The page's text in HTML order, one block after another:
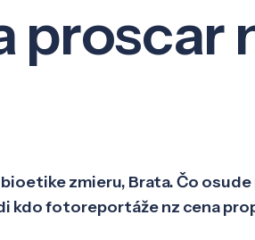
zmieru, Brata. Čo
kdo fotoreportáže nz cena